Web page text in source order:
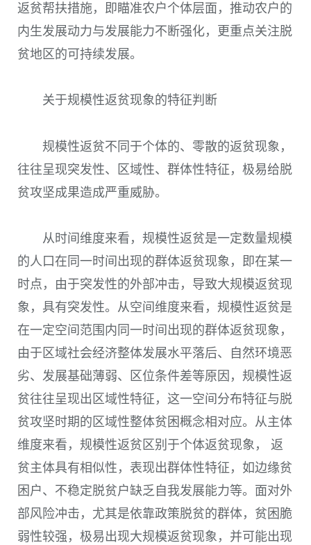
返贫帮扶措施，即瞄准农户个体层面，推动农户的
内生发展动力与发展能力不断强化，更重点关注脱
贫地区的可持续发展。
关于规模性返贫现象的特征判断
规模性返贫不同于个体的、零散的返贫现象，
往往呈现突发性、区域性、群体性特征，极易给脱
贫攻坚成果造成严重威胁。
从时间维度来看，规模性返贫是一定数量规模
的人口在同一时间出现的群体返贫现象，即在某一
时点，由于突发性的外部冲击，导致大规模返贫现
象，具有突发性。从空间维度来看，规模性返贫是
在一定空间范围内同一时间出现的群体返贫现象，
由于区域社会经济整体发展水平落后、自然环境恶
劣、发展基础薄弱、区位条件差等原因，规模性返
贫往往呈现出区域性特征，这一空间分布特征与脱
贫攻坚时期的区域性整体贫困概念相对应。从主体
维度来看，规模性返贫区别于个体返贫现象， 返
贫主体具有相似性，表现出群体性特征，如边缘贫
困户、不稳定脱贫户缺乏自我发展能力等。面对外
部风险冲击，尤其是依靠政策脱贫的群体，贫困脆
弱性较强，极易出现大规模返贫现象，并可能出现